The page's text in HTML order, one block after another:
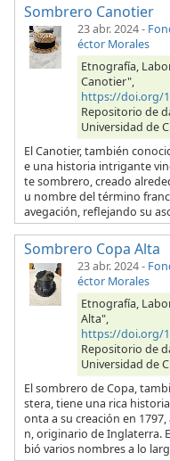
Sombrero Canotier
23 abr. 2024-
éctor Morales
Etnografía,
Canotier",
https://doi.org/
Repositorio de
Universidad de
El Canotier, también
e una historia intrigante
te sombrero, creado
u nombre del término
avegación, reflejando su
Sombrero Copa Alta
23 abr. 2024-
éctor Morales
Etnografía,
Alta",
https://doi.org/
Repositorio de
Universidad de
El sombrero de Copa,
stera, tiene una rica
onta a su creación en
n, originario de Inglaterra.
bió varios nombres a lo